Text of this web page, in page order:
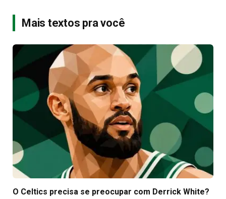
Mais textos pra você
O Celtics precisa se preocupar com Derrick White?